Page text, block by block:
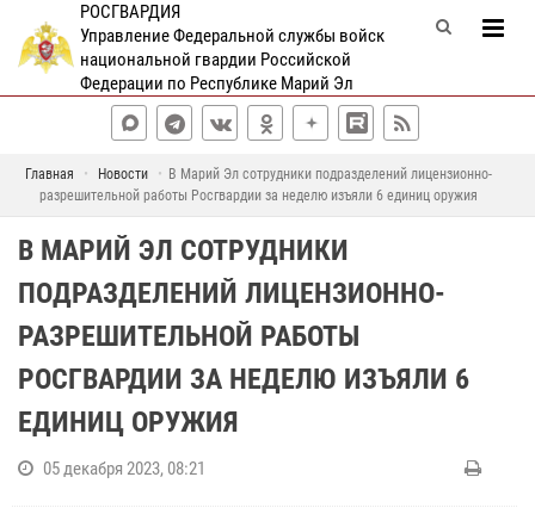
РОСГВАРДИЯ
Управление Федеральной службы войск
национальной гвардии Российской
Федерации по Республике Марий Эл
Главная Новости
В Марий Эл сотрудники подразделений лицензионно-
разрешительной работы Росгвардии за неделю изъяли 6 единиц оружия
В МАРИЙ ЭЛ СОТРУДНИКИ
ПОДРАЗДЕЛЕНИЙ ЛИЦЕНЗИОННО-
РАЗРЕШИТЕЛЬНОЙ РАБОТЫ
РОСГВАРДИИ ЗА НЕДЕЛЮ ИЗЪЯЛИ 6
ЕДИНИЦ ОРУЖИЯ
05 декабря 2023, 08:21